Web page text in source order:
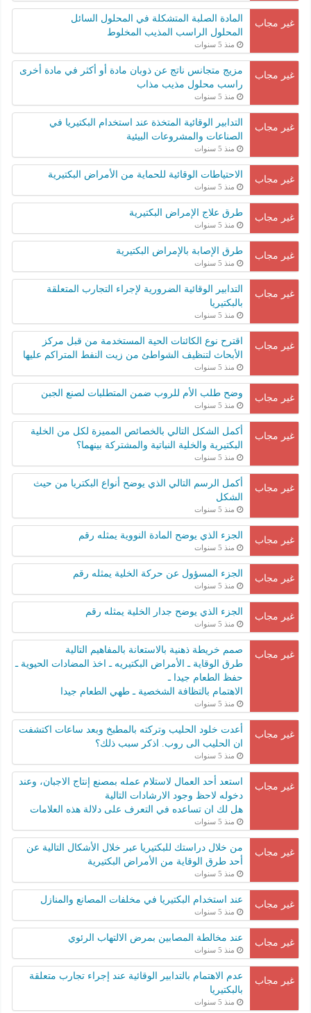
غير مجاب
المادة الصلبة المتشكلة في المحلول السائل
المحلول الراسب المذيب المخلوط
منذ 5 سنوات
غير مجاب
مزيج متجانس ناتج عن ذوبان مادة أو أكثر في مادة أخرى
راسب محلول مذيب مذاب
منذ 5 سنوات
غير مجاب
التدابير الوقائية المتخذة عند استخدام البكتيريا في
الصناعات والمشروعات البيئية
منذ 5 سنوات
غير مجاب الاحتياطات الوقائية للحماية من الأمراض البكتيرية
منذ 5 سنوات
غير مجاب طرق علاج الإمراض البكتيرية
منذ 5 سنوات
غير مجاب طرق الإصابة بالإمراض البكتيرية
منذ 5 سنوات
غير مجاب
التدابير الوقائية الضرورية لإجراء التجارب المتعلقة
بالبكتيريا
منذ 5 سنوات
غير مجاب
اقترح نوع الكائنات الحية المستخدمة من قبل مركز
الأبحاث لتنظيف الشواطئ من زيت النفط المتراكم عليها
منذ 5 سنوات
غير مجاب وضح طلب الأم للروب ضمن المتطلبات لصنع الجبن
منذ 5 سنوات
غير مجاب
أكمل الشكل التالي بالخصائص المميزة لكل من الخلية
البكتيرية والخلية النباتية والمشتركة بينهما؟
منذ 5 سنوات
غير مجاب
أكمل الرسم التالي الذي يوضح أنواع البكتريا من حيث
الشكل
منذ 5 سنوات
غير مجاب الجزء الذي يوضح المادة النووية يمثله رقم
منذ 5 سنوات
غير مجاب الجزء المسؤول عن حركة الخلية يمثله رقم
منذ 5 سنوات
غير مجاب الجزء الذي يوضح جدار الخلية يمثله رقم
منذ 5 سنوات
غير مجاب
صمم خريطة ذهنية بالاستعانة بالمفاهيم التالية
طرق الوقاية ـ الأمراض البكتيريه ـ اخذ المضادات الحيوية ـ
حفظ الطعام جيدا ـ
الاهتمام بالتظافة الشخصية ـ طهي الطعام جيدا
منذ 5 سنوات
غير مجاب
أعدت خلود الحليب وتركته بالمطبخ وبعد ساعات اكتشفت
ان الحليب الى روب. اذكر سبب ذلك؟
منذ 5 سنوات
غير مجاب
استعد أحد العمال لاستلام عمله بمصنع إنتاج الاجبان، وعند
دخوله لاحظ وجود الارشادات التالية
هل لك ان تساعده في التعرف على دلالة هذه العلامات
منذ 5 سنوات
غير مجاب
من خلال دراستك للبكتيريا عبر خلال الأشكال التالية عن
أحد طرق الوقاية من الأمراض البكتيرية
منذ 5 سنوات
غير مجاب عند استخدام البكتيريا في مخلفات المصانع والمنازل
منذ 5 سنوات
غير مجاب عند مخالطة المصابين بمرض الالتهاب الرئوي
منذ 5 سنوات
غير مجاب
عدم الاهتمام بالتدابير الوقائية عند إجراء تجارب متعلقة
بالبكتيريا
منذ 5 سنوات